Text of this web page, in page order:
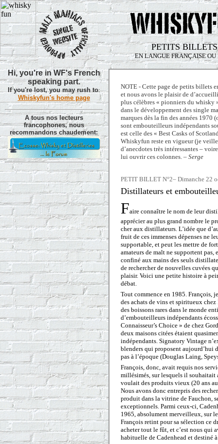
PETITS
EN LANGUE FRANÇAISE OU
Hi, you're in WF's French
speaking part.
If you're lost, you may rush to:
Whiskyfun's home page
A tous nos lecteurs
francophones, nous
recommandons chaudement:
NOTE - Cette page de petits billets
et nous avons le plaisir de
plus célèbres « pionniers du whisky
dans le développement des single
marques dès la fin des années 1970
sont embouteilleurs indépendants
est celle des « Best Casks of
Whiskyfun reste en vigueur (je
d’anecdotes très intéressantes –
lui ouvrir ces colonnes. – Serge
PETIT BILLET N°2– Dimanche 22
Distillateurs et
Faire connaître le nom de leur
apprécier au plus grand nombre le
cher aux distillateurs. L’idée que
fruit de ces immenses dépenses ne
supportable, et peut les mettre de
amateurs de malt ne supportent
confiné aux mains des seuls
de rechercher de nouvelles cuvées
plaisir. Voici une petite histoire à
débat.
Tout commence en 1985. François,
des achats de vins et spiritueux
des boissons rares dans le monde
d’embouteilleurs indépendants
Connaisseur’s Choice » de chez
deux maisons citées étaient
indépendants. Signatory Vintage
blenders qui proposent aujourd’hui
pas à l’époque (Douglas Laing,
François, donc, avait requis nos
millésimés, sur lesquels il souhaitait
voulait des produits vieux (20 ans
Nous avons donc entrepris des
produit dans la vitrine de Fauchon,
exceptionnels. Parmi ceux-ci,
1965, absolument merveilleux, sur
François retint pour sa sélection ce
acheter tout le fût, et c’est nous qui
habituelle de Cadenhead et destiné